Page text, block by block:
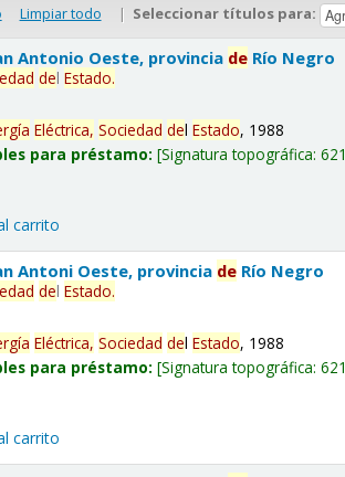
Limpiar todo | Seleccionar títulos para:
Antonio Oeste, provincia de Río Negro
delEstado.
Eléctrica, Sociedad delEstado, 1988
para préstamo: Signatura topográfica:
carrito
Antoni Oeste, provincia de Río Negro
delEstado.
Eléctrica, Sociedad delEstado, 1988
para préstamo: Signatura topográfica:
carrito